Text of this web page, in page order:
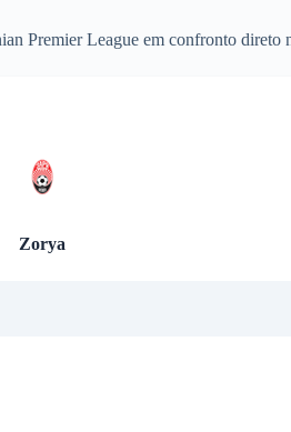
Premier League em confronto direto
Zorya